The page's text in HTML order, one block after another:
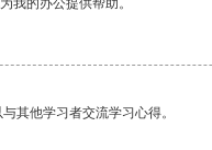
我的办公提供帮助。
其他学习者交流学习心得。